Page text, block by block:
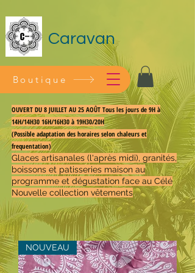
Caravan
OUVERT DU 8 JUILLET AU 25 AOÛT Tous les jours de 9H à
14H/14H30 16H/16H30 à 19H30/20H
(Possible adaptation des horaires selon chaleurs et
frequentation)
Glaces artisanales (l'après midi), granités,
boissons et patisseries maison au
programme et dégustation face au Célé
Nouvelle collection vêtements
Boutique
NOUVEAU